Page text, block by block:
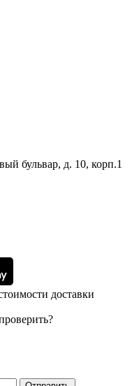
бульвар, д. 10, корп.1
доставки